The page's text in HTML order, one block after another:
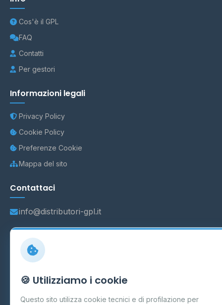
Cos'è il GPL
FAQ
Contatti
Per gestori
Informazioni legali
Privacy Policy
Cookie Policy
Preferenze Cookie
Mappa del sito
Contattaci
info@distributori-gpl.it
© 2026 - Distributori di GPL -
Aggiornamento quotidiano
🍪 Utilizziamo i cookie
Questo sito utilizza cookie tecnici e di profilazione per